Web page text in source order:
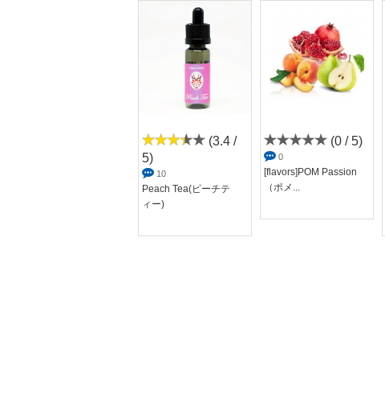
(3.4 /
5)
10
Peach Tea(ピーチテ
ィー)
(0 / 5)
0
[flavors]POM Passion
（ポメ...